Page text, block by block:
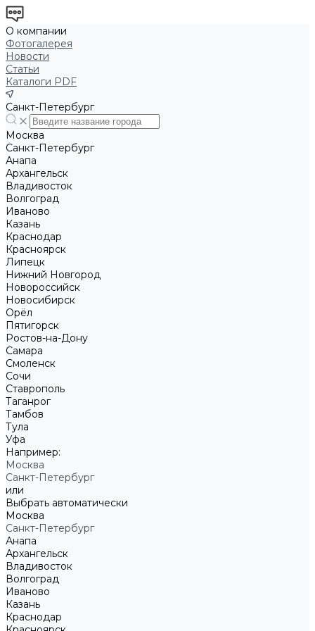
О компании
Фотогалерея
Новости
Статьи
Каталоги PDF
Санкт-Петербург
Москва
Санкт-Петербург
Анапа
Архангельск
Владивосток
Волгоград
Иваново
Казань
Краснодар
Красноярск
Липецк
Нижний Новгород
Новороссийск
Новосибирск
Орёл
Пятигорск
Ростов-на-Дону
Самара
Смоленск
Сочи
Ставрополь
Таганрог
Тамбов
Тула
Уфа
Например:
Москва
Санкт-Петербург
или
Выбрать автоматически
Москва
Санкт-Петербург
Анапа
Архангельск
Владивосток
Волгоград
Иваново
Казань
Краснодар